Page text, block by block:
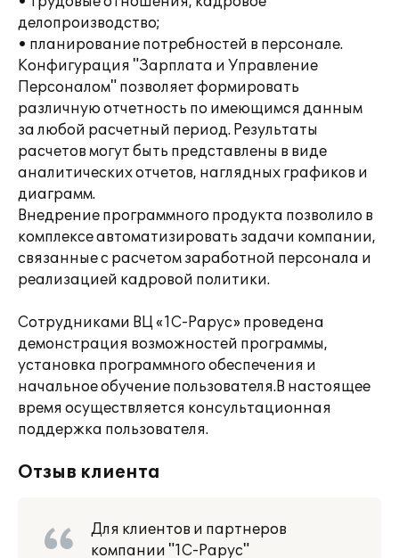
делопроизводство;
• планирование потребностей в персонале.
Конфигурация "Зарплата и Управление
Персоналом" позволяет формировать
различную отчетность по имеющимся данным
за любой расчетный период. Результаты
расчетов могут быть представлены в виде
аналитических отчетов, наглядных графиков и
диаграмм.
Внедрение программного продукта позволило в
комплексе автоматизировать задачи компании,
связанные с расчетом заработной персонала и
реализацией кадровой политики.
Сотрудниками ВЦ «1С-Рарус» проведена
демонстрация возможностей программы,
установка программного обеспечения и
начальное обучение пользователя.В настоящее
время осуществляется консультационная
поддержка пользователя.
Отзыв клиента
Для клиентов и партнеров
компании "1С-Рарус"